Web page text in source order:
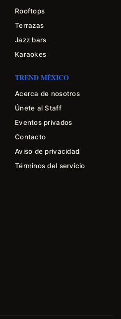
Rooftops
Terrazas
Jazz bars
Karaokes
TREND MÉXICO
Acerca de nosotros
Únete al Staff
Eventos privados
Contacto
Aviso de privacidad
Términos del servicio